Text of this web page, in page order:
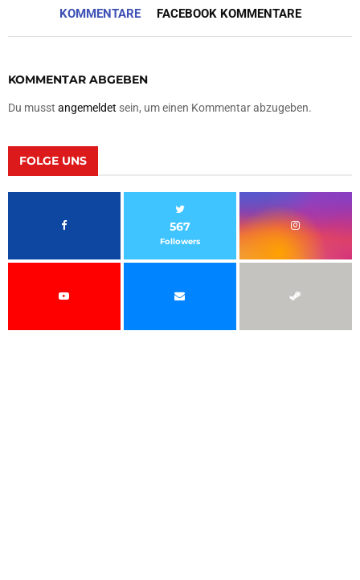
KOMMENTARE FACEBOOK KOMMENTARE
KOMMENTAR ABGEBEN
Du musst angemeldet sein, um einen Kommentar abzugeben.
FOLGE UNS
567
Followers